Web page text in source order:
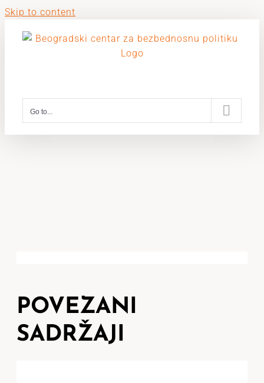
Skip to content
Go to...
POVEZANI
SADRŽAJI